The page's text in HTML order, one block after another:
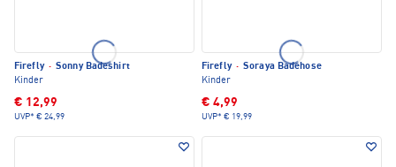
Firefly · Sonny Badeshirt
Kinder
€ 12,99
UVP* € 24,99
Firefly · Soraya Badehose
Kinder
€ 4,99
UVP* € 19,99